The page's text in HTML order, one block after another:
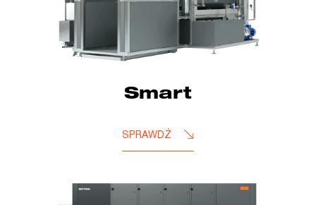
Smart
SPRAWDŹ